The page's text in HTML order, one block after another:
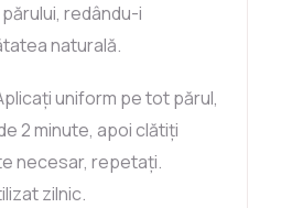
redându-i
naturală.
uniform pe tot părul,
2 minute, apoi clătiți
necesar, repetați.
zilnic.